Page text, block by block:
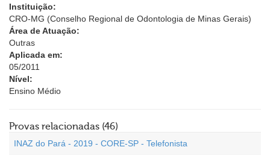
Instituição:
CRO-MG (Conselho Regional de Odontologia de Minas Gerais)
Área de Atuação:
Outras
Aplicada em:
05/2011
Nível:
Ensino Médio
Provas relacionadas (46)
INAZ do Pará - 2019 - CORE-SP - Telefonista